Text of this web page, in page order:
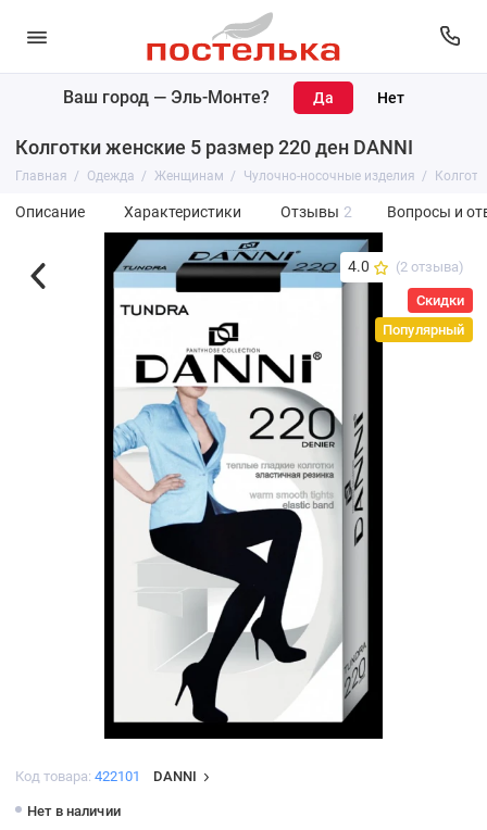
Ваш город — Эль-Монте?
Колготки женские 5 размер 220 ден DANNI
Главная Одежда Женщинам Чулочно-носочные изделия
Описание Характеристики Отзывы 2 Вопросы и
4.0 (2 отзыва)
Скидки
Популярный
Код товара: 422101 DANNI
Нет в наличии